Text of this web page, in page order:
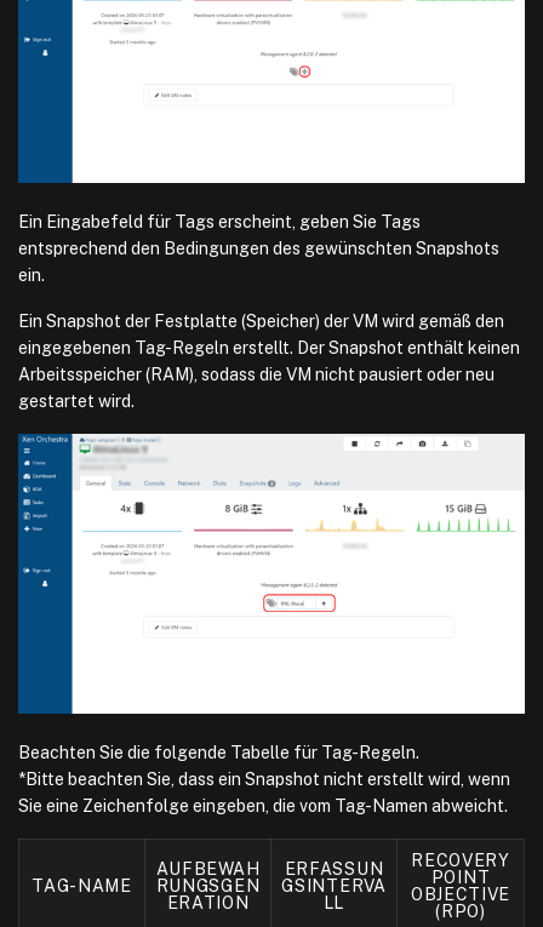
Ein Eingabefeld für Tags erscheint, geben Sie Tags
entsprechend den Bedingungen des gewünschten Snapshots
ein.
Ein Snapshot der Festplatte (Speicher) der VM wird gemäß den
eingegebenen Tag-Regeln erstellt. Der Snapshot enthält keinen
Arbeitsspeicher (RAM), sodass die VM nicht pausiert oder neu
gestartet wird.
Beachten Sie die folgende Tabelle für Tag-Regeln.
*Bitte beachten Sie, dass ein Snapshot nicht erstellt wird, wenn
Sie eine Zeichenfolge eingeben, die vom Tag-Namen abweicht.
TAG-NAME
AUFBEWAH
RUNGSGEN
ERATION
ERFASSUN
GSINTERVA
LL
RECOVERY
POINT
OBJECTIVE
(RPO)